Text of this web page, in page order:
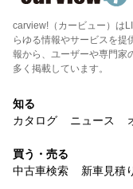
carview!（カービュー）は
らゆる情報やサービスを提
報から、ユーザーや専門家
多く掲載しています。
知る
カタログ
ニュース
買う・売る
中古車検索
新車見積